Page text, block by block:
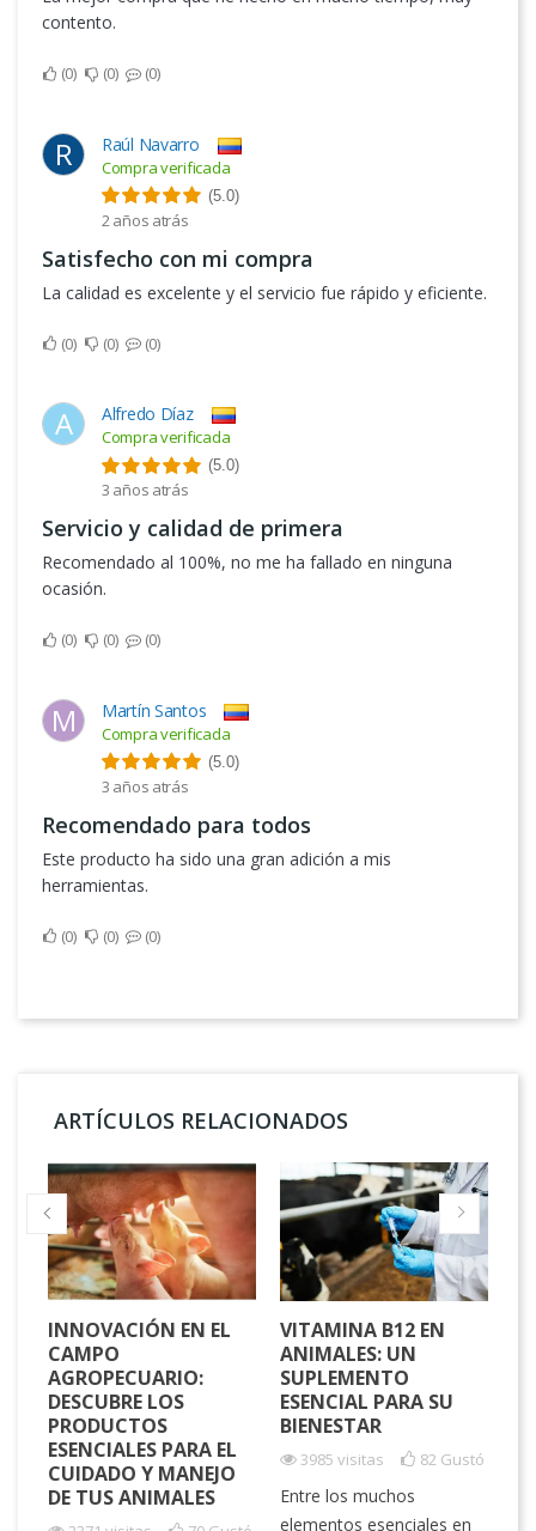
contento.
0 0 0
R Raúl Navarro
Compra verificada
(5.0)
2 años atrás
Satisfecho con mi compra
La calidad es excelente y el servicio fue rápido y eficiente.
0 0 0
A Alfredo Díaz
Compra verificada
(5.0)
3 años atrás
Servicio y calidad de primera
Recomendado al 100%, no me ha fallado en ninguna
ocasión.
0 0 0
M Martín Santos
Compra verificada
(5.0)
3 años atrás
Recomendado para todos
Este producto ha sido una gran adición a mis
herramientas.
0 0 0
ARTÍCULOS RELACIONADOS
INNOVACIÓN EN EL
CAMPO
AGROPECUARIO:
DESCUBRE LOS
PRODUCTOS
ESENCIALES PARA EL
CUIDADO Y MANEJO
DE TUS ANIMALES
VITAMINA B12 EN
ANIMALES: UN
SUPLEMENTO
ESENCIAL PARA SU
BIENESTAR
3985 visitas 82 Gustó
Entre los muchos
elementos esenciales en